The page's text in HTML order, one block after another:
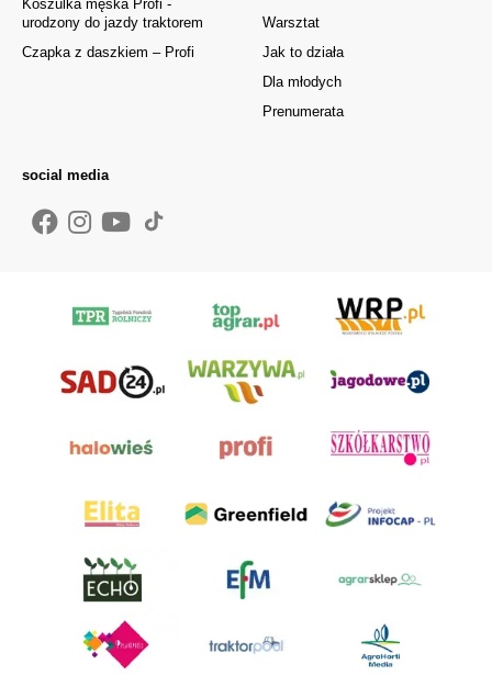
Warsztat
Jak to działa
Dla młodych
Prenumerata
Koszulka męska Profi -
urodzony do jazdy traktorem
Czapka z daszkiem – Profi
social media